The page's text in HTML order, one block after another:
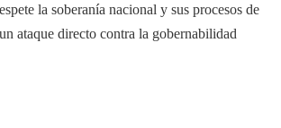
la soberanía nacional y sus procesos de
ataque directo contra la gobernabilidad